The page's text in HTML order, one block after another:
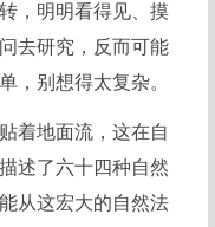
，明明看得见、摸
去研究，反而可能
，别想得太复杂。
着地面流，这在自
述了六十四种自然
从这宏大的自然法